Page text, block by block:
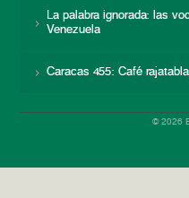
La palabra ignorada: las
Venezuela
Caracas 455: Café
© 2026